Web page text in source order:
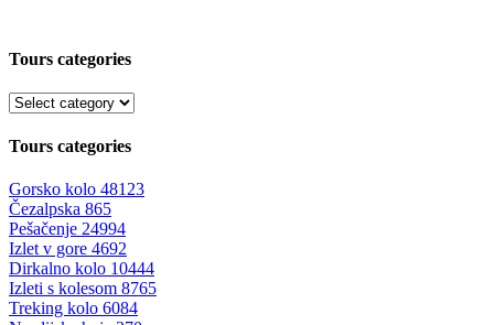
Tours categories
Tours categories
Gorsko kolo 48123
Čezalpska 865
Pešačenje 24994
Izlet v gore 4692
Dirkalno kolo 10444
Izleti s kolesom 8765
Treking kolo 6084